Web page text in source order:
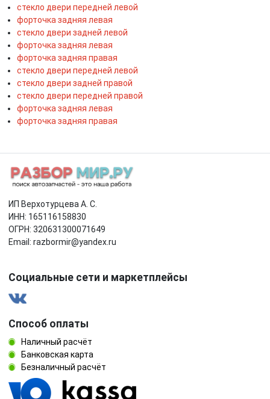
стекло двери передней левой
форточка задняя левая
стекло двери задней левой
форточка задняя левая
форточка задняя правая
стекло двери передней левой
стекло двери задней правой
стекло двери передней правой
форточка задняя левая
форточка задняя правая
ИП Верхотурцева А. С.
ИНН: 165116158830
ОГРН: 320631300071649
Email: razbormir@yandex.ru
Социальные сети и маркетплейсы
Способ оплаты
Наличный расчёт
Банковская карта
Безналичный расчёт